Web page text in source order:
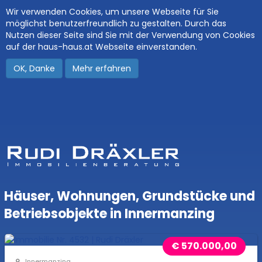
Wir verwenden Cookies, um unsere Webseite für Sie
möglichst benutzerfreundlich zu gestalten. Durch das
Nutzen dieser Seite sind Sie mit der Verwendung von Cookies
auf der haus-haus.at Webseite einverstanden.
OK, Danke
Mehr erfahren
Häuser, Wohnungen, Grundstücke und
Betriebsobjekte in Innermanzing
€ 570.000,00